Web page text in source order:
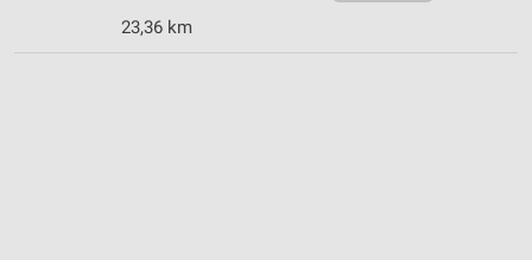
23,36 km
Speichern von oder Zugriff auf Informationen